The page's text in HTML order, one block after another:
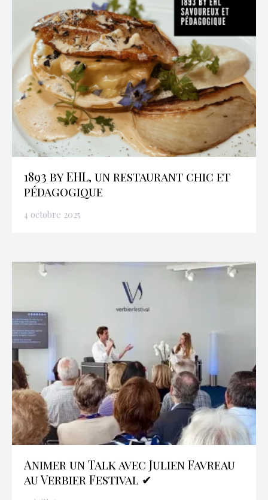
1893 by EHL, un restaurant chic et
pédagogique
4 octobre 2025
Animer un Talk avec Julien Favreau
au Verbier Festival ✔